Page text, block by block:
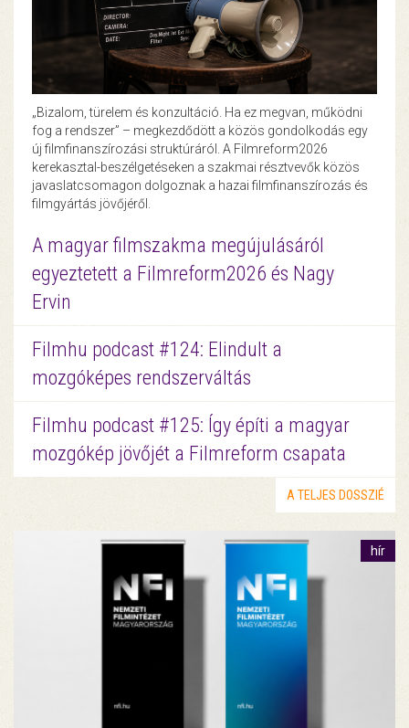
„Bizalom, türelem és konzultáció. Ha ez megvan, működni
fog a rendszer” – megkezdődött a közös gondolkodás egy
új filmfinanszírozási struktúráról. A Filmreform2026
kerekasztal-beszélgetéseken a szakmai résztvevők közös
javaslatcsomagon dolgoznak a hazai filmfinanszírozás és
filmgyártás jövőjéről.
A magyar filmszakma megújulásáról
egyeztetett a Filmreform2026 és Nagy
Ervin
Filmhu podcast #124: Elindult a
mozgóképes rendszerváltás
Filmhu podcast #125: Így építi a magyar
mozgókép jövőjét a Filmreform csapata
A TELJES DOSSZIÉ
hír